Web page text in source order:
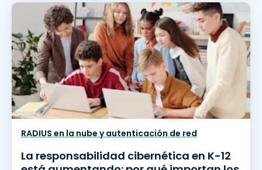
RADIUS en la nube y autenticación de red
La responsabilidad cibernética en K-12